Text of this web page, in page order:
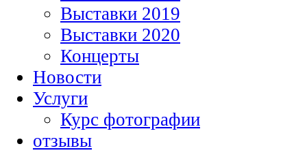
Выставки 2019
Выставки 2020
Концерты
Новости
Услуги
Курс фотографии
отзывы